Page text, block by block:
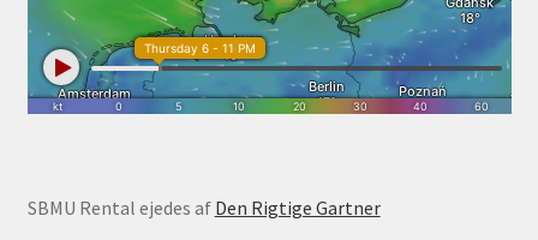
SBMU Rental ejedes af Den Rigtige Gartner